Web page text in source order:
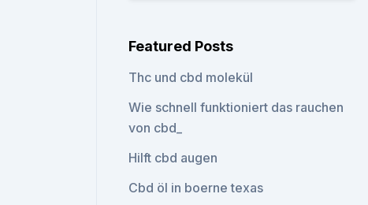
Featured Posts
Thc und cbd molekül
Wie schnell funktioniert das rauchen
von cbd_
Hilft cbd augen
Cbd öl in boerne texas